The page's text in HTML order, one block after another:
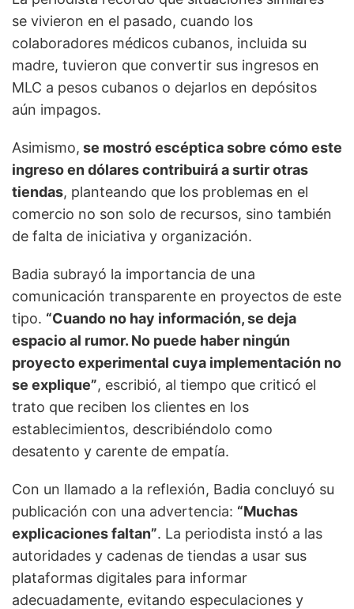
se vivieron en el pasado, cuando los
colaboradores médicos cubanos, incluida su
madre, tuvieron que convertir sus ingresos en
MLC a pesos cubanos o dejarlos en depósitos
aún impagos.
Asimismo, se mostró escéptica sobre cómo este
ingreso en dólares contribuirá a surtir otras
tiendas, planteando que los problemas en el
comercio no son solo de recursos, sino también
de falta de iniciativa y organización.
Badia subrayó la importancia de una
comunicación transparente en proyectos de este
tipo. “Cuando no hay información, se deja
espacio al rumor. No puede haber ningún
proyecto experimental cuya implementación no
se explique”, escribió, al tiempo que criticó el
trato que reciben los clientes en los
establecimientos, describiéndolo como
desatento y carente de empatía.
Con un llamado a la reflexión, Badia concluyó su
publicación con una advertencia: “Muchas
explicaciones faltan”. La periodista instó a las
autoridades y cadenas de tiendas a usar sus
plataformas digitales para informar
adecuadamente, evitando especulaciones y